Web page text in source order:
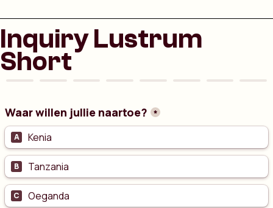
Inquiry Lustrum
Short